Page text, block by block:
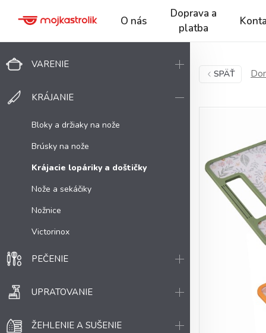
O nás
Doprava a
platba
VARENIE
KRÁJANIE
Bloky a držiaky na nože
Brúsky na nože
Krájacie lopáriky a doštičky
Nože a sekáčiky
Nožnice
Victorinox
PEČENIE
UPRATOVANIE
ŽEHLENIE A SUŠENIE
SPÄŤ